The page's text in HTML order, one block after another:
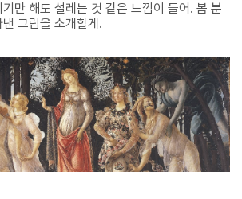
만 해도 설레는 것 같은 느낌이 들어. 봄 분
그림을 소개할게.